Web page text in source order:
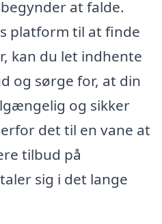
at falde.
platform til at finde
kan du let indhente
og sørge for, at din
og sikker
det til en vane at
tilbud på
sig i det lange